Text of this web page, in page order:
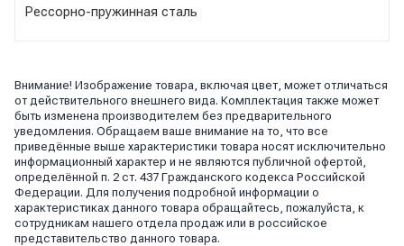
Рессорно-пружинная сталь
Внимание! Изображение товара, включая цвет, может отличаться
от действительного внешнего вида. Комплектация также может
быть изменена производителем без предварительного
уведомления. Обращаем ваше внимание на то, что все
приведённые выше характеристики товара носят исключительно
информационный характер и не являются публичной офертой,
определённой п. 2 ст. 437 Гражданского кодекса Российской
Федерации. Для получения подробной информации о
характеристиках данного товара обращайтесь, пожалуйста, к
сотрудникам нашего отдела продаж или в российское
представительство данного товара.